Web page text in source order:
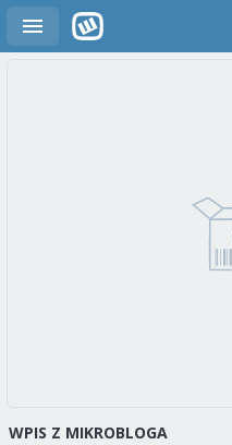
WPIS Z MIKROBLOGA